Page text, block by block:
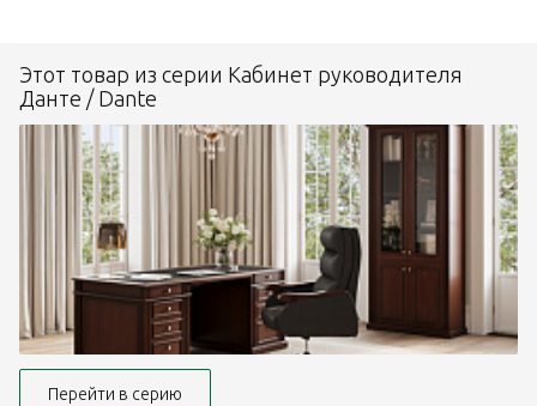
Этот товар из серии Кабинет руководителя
Данте / Dante
Перейти в серию